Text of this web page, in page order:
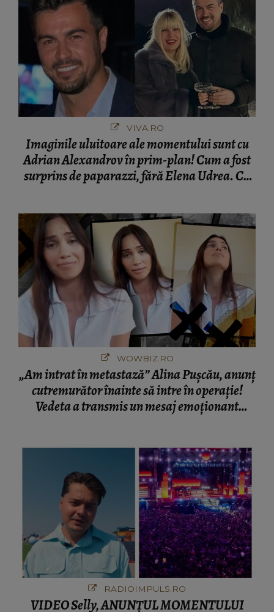
VIVA.RO
Imaginile uluitoare ale momentului sunt cu
Adrian Alexandrov în prim-plan! Cum a fost
surprins de paparazzi, fără Elena Udrea. Cu
WOWBIZ.RO
„Am intrat în metastază” Alina Pușcău, anunț
cutremurător înainte să intre în operație!
Vedeta a transmis un mesaj emoționant
RADIOIMPULS.RO
VIDEO Selly, ANUNȚUL MOMENTULUI